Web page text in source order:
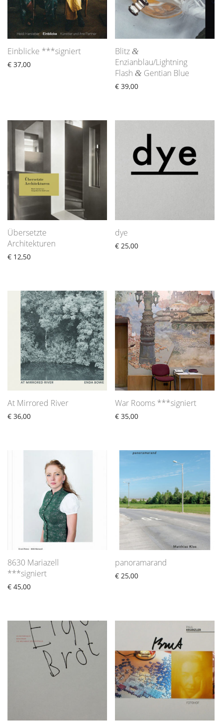
Einblicke ***signiert
€ 37,00
Blitz &
Enzianblau/Lightning
Flash & Gentian Blue
€ 39,00
Übersetzte
Architekturen
€ 12,50
dye
€ 25,00
At Mirrored River
€ 36,00
War Rooms ***signiert
€ 35,00
8630 Mariazell
***signiert
€ 45,00
panoramarand
€ 25,00